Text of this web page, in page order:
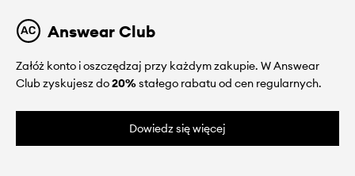
Answear Club
Załóż konto i oszczędzaj przy każdym zakupie. W Answear
Club zyskujesz do20%stałego rabatu od cen regularnych.
Dowiedz się więcej